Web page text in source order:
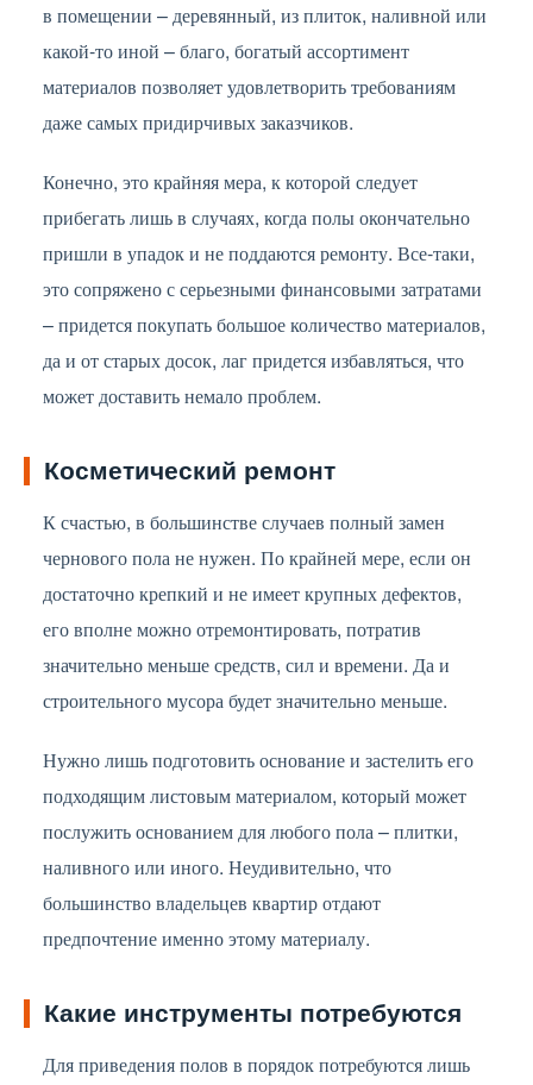
в помещении – деревянный, из плиток, наливной или
какой-то иной – благо, богатый ассортимент
материалов позволяет удовлетворить требованиям
даже самых придирчивых заказчиков.
Конечно, это крайняя мера, к которой следует
прибегать лишь в случаях, когда полы окончательно
пришли в упадок и не поддаются ремонту. Все-таки,
это сопряжено с серьезными финансовыми затратами
– придется покупать большое количество материалов,
да и от старых досок, лаг придется избавляться, что
может доставить немало проблем.
Косметический ремонт
К счастью, в большинстве случаев полный замен
чернового пола не нужен. По крайней мере, если он
достаточно крепкий и не имеет крупных дефектов,
его вполне можно отремонтировать, потратив
значительно меньше средств, сил и времени. Да и
строительного мусора будет значительно меньше.
Нужно лишь подготовить основание и застелить его
подходящим листовым материалом, который может
послужить основанием для любого пола – плитки,
наливного или иного. Неудивительно, что
большинство владельцев квартир отдают
предпочтение именно этому материалу.
Какие инструменты потребуются
Для приведения полов в порядок потребуются лишь